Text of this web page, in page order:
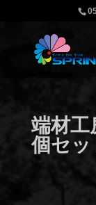
端材工
個セッ